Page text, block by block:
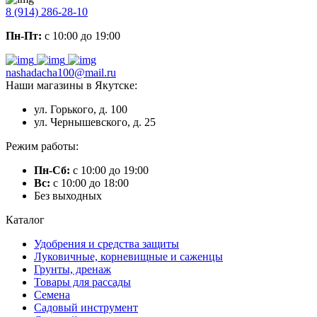
8 (914) 286-28-10
Пн-Пт: с 10:00 до 19:00
nashadacha100@mail.ru
Наши магазины в Якутске:
ул. Горького, д. 100
ул. Чернышевского, д. 25
Режим работы:
Пн-Сб: с 10:00 до 19:00
Вс: с 10:00 до 18:00
Без выходных
Каталог
Удобрения и средства защиты
Луковичные, корневищные и саженцы
Грунты, дренаж
Товары для рассады
Семена
Садовый инструмент